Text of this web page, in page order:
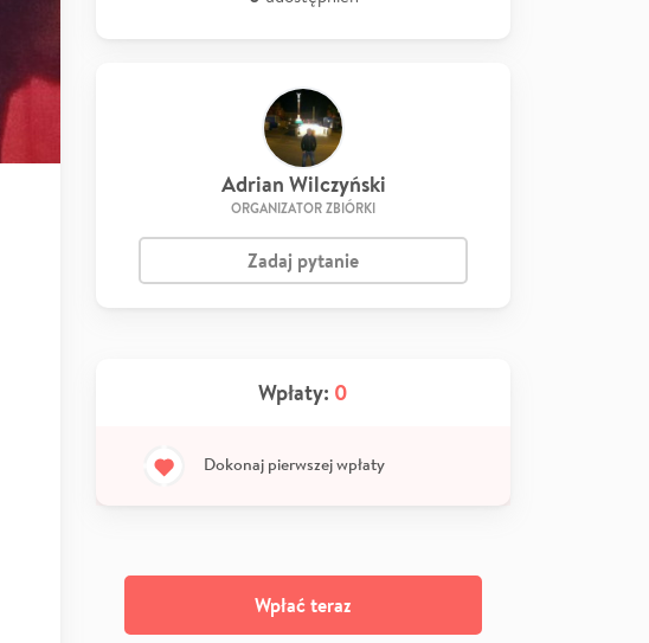
Adrian Wilczyński
ORGANIZATOR ZBIÓRKI
Zadaj pytanie
Wpłaty: 0
Dokonaj pierwszej wpłaty
Wpłać teraz